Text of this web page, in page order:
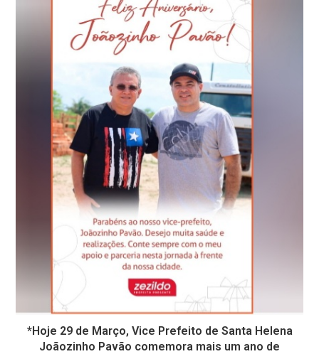
*Hoje 29 de Março, Vice Prefeito de Santa Helena
Joãozinho Pavão comemora mais um ano de